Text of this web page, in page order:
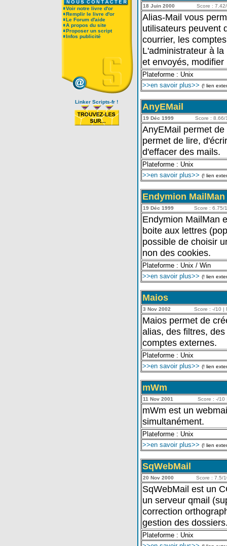
Voir notre livre d'or
Remplir le livre d'or
Le Forum d'aide
A propos du site
Proposer un script
Infos publicité
Linker Scripts-fr !
18 Juin 2000 Score :
Alias-Mail vous
utilisateurs peuvent
courrier, les
L'administrateur à
et envoyés,
Plateforme : Unix
>>en savoir plus>> (! lien
AnyEMail
19 Déc 1999 Score : 8.66/
AnyEMail permet
permet de lire,
d'effacer des mails.
Plateforme : Unix
>>en savoir plus>> (! lien
Endymion MailMan
19 Déc 1999 Score : 6.75/
Endymion MailMan
boite aux lettres
possible de choisir
non des cookies.
Plateforme : Unix / Win
>>en savoir plus>> (! lien
Maios
3 Nov 2002 Score : -/10 |
Maios permet de
alias, des filtres,
comptes externes.
Plateforme : Unix
>>en savoir plus>> (! lien
mWm
11 Nov 2001 Score : -/10
mWm est un
simultanément.
Plateforme : Unix
>>en savoir plus>> (! lien
SqWebMail
20 Nov 2000 Score : 7.5/
SqWebMail est un
un serveur qmail
correction
gestion des
Plateforme : Unix